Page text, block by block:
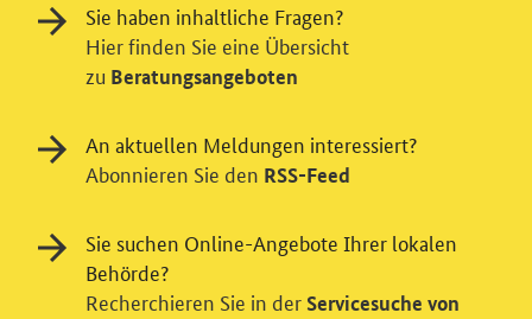
Einwilligung in Tracking und / oder
Videodienst
Sie haben inhaltliche Fragen?
Hier finden Sie eine Übersicht
zu Beratungsangeboten
An aktuellen Meldungen interessiert?
Abonnieren Sie den RSS-Feed
Sie suchen Online-Angebote Ihrer lokalen
Behörde?
Recherchieren Sie in der Servicesuche von